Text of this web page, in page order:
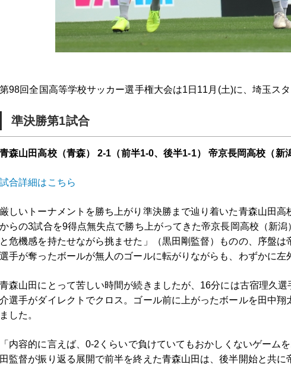
第98回全国高等学校サッカー選手権大会は1日11月(土)に、埼玉ス
準決勝第1試合
青森山田高校（青森） 2-1（前半1-0、後半1-1） 帝京長岡高校（新
試合詳細はこちら
厳しいトーナメントを勝ち上がり準決勝まで辿り着いた青森山田
からの3試合を9得点無失点で勝ち上がってきた帝京長岡高校（新
と危機感を持たせながら挑ませた」（黒田剛監督）ものの、序盤
選手が奪ったボールが無人のゴールに転がりながらも、わずかに左
青森山田にとって苦しい時間が続きましたが、16分には古宿理久
介選手がダイレクトでクロス。ゴール前に上がったボールを田中
ました。
「内容的に言えば、0-2くらいで負けていてもおかしくないゲーム
田監督が振り返る展開で前半を終えた青森山田は、後半開始と共